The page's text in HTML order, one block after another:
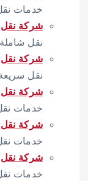
خدمات نقل
شركة
نقل
شركة
نقل
شركة
خدمات
شركة
خدمات
شركة
خدمات